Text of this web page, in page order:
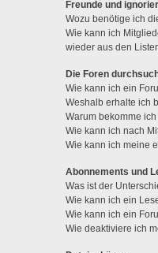
Freunde und
Wozu benötige ich
Wie kann ich
wieder aus den
Die Foren
Wie kann ich ein
Weshalb erhalte ich
Warum bekomme
Wie kann ich nach
Wie kann ich meine
Abonnements und
Was ist der
Wie kann ich ein
Wie kann ich ein
Wie deaktiviere ich